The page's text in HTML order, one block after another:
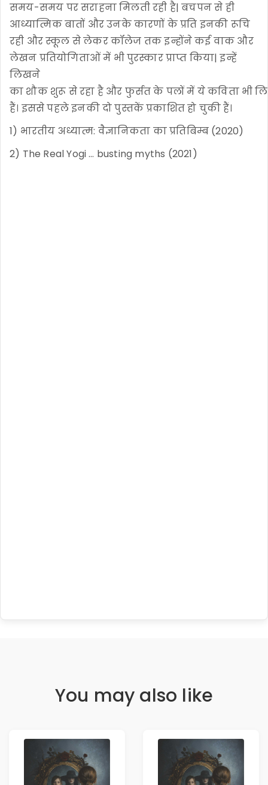
समय-समय पर सराहना मिलती रही है| बचपन से ही
आध्यात्मिक बातों और उनके कारणों के प्रति इनकी रूचि
रही और स्कूल से लेकर कॉलेज तक इन्होंने कई वाक और
लेखन प्रतियोगिताओं में भी पुरस्कार प्राप्त किया| इन्हें
लिखने
का शौक शुरू से रहा है और फुर्सत के पलों में ये कविता भी
हैं। इससे पहले इनकी दो पुस्तकें प्रकाशित हो चुकी हैं।
1) भारतीय अध्यात्म: वैज्ञानिकता का प्रतिबिम्ब (2020)
2) The Real Yogi … busting myths (2021)
You may also like